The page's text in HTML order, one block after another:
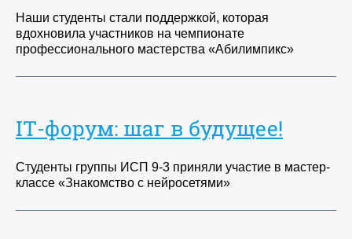
Наши студенты стали поддержкой, которая
вдохновила участников на чемпионате
профессионального мастерства «Абилимпикс»
IТ-форум: шаг в будущее!
Студенты группы ИСП 9-3 приняли участие в мастер-
классе «Знакомство с нейросетями»